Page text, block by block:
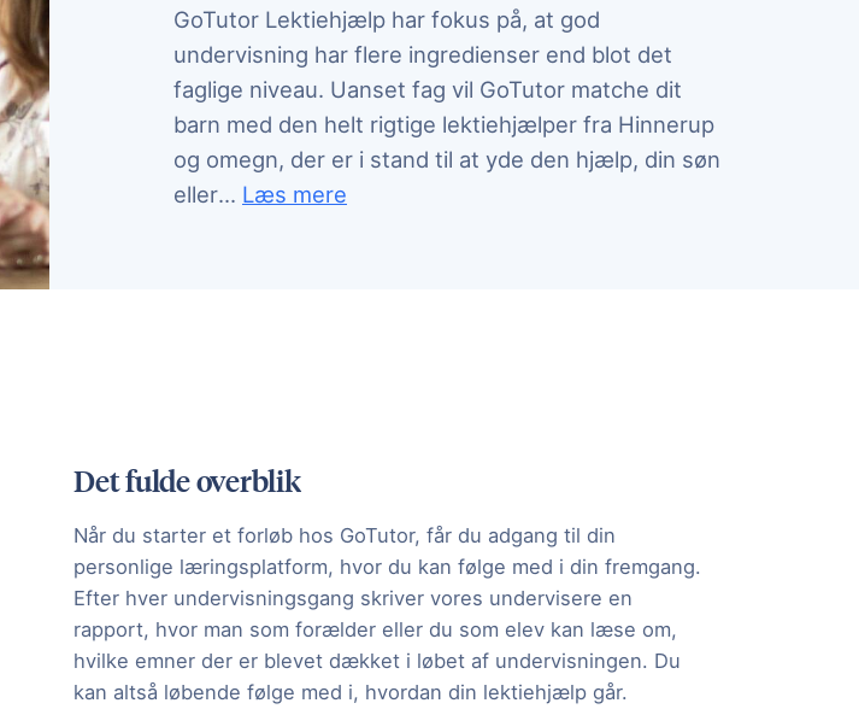
GoTutor Lektiehjælp har fokus på, at god
undervisning har flere ingredienser end blot det
faglige niveau. Uanset fag vil GoTutor matche dit
barn med den helt rigtige lektiehjælper fra Hinnerup
og omegn, der er i stand til at yde den hjælp, din søn
ellerdatter har behov for.
... Læs mere
Det fulde overblik
Når du starter et forløb hos GoTutor, får du adgang til din
personlige læringsplatform, hvor du kan følge med i din fremgang.
Efter hver undervisningsgang skriver vores undervisere en
rapport, hvor man som forælder eller du som elev kan læse om,
hvilke emner der er blevet dækket i løbet af undervisningen. Du
kan altså løbende følge med i, hvordan din lektiehjælp går.